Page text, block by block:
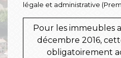
légale et administrative
Pour les immeubles
décembre 2016,
obligatoirement